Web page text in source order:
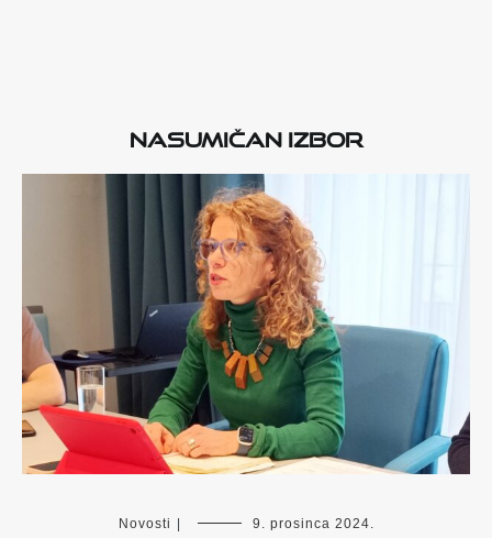
Nasumičan izbor
Novosti 9. prosinca 2024.